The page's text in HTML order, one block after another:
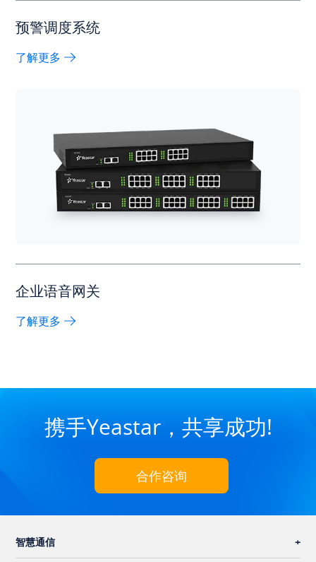
预警调度系统
了解更多
企业语音网关
了解更多
携手Yeastar，共享成功!
合作咨询
智慧通信